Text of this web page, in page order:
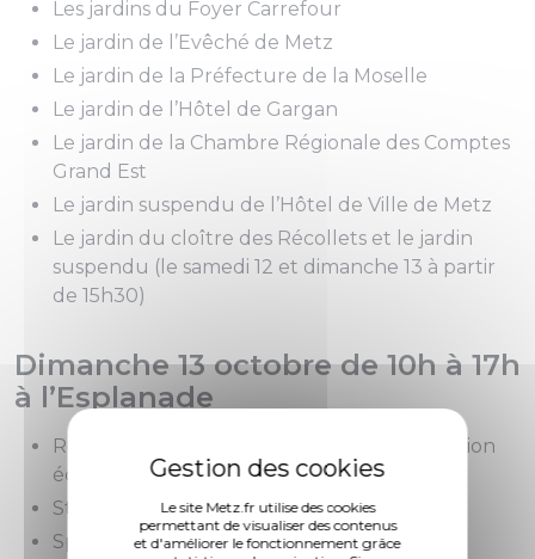
Le site Metz.fr utilise des cookies
permettant de visualiser des contenus
et d'améliorer le fonctionnement grâce
Les jardins du Foyer Carrefour
Le jardin de l’Evêché de Metz
Le jardin de la Préfecture de la Moselle
Le jardin de l’Hôtel de Gargan
Le jardin de la Chambre Régionale des Comptes
Grand Est
Le jardin suspendu de l’Hôtel de Ville de Metz
Le jardin du cloître des Récollets et le jardin
suspendu (le samedi 12 et dimanche 13 à partir
de 15h30)
Dimanche 13 octobre de 10h à 17h
à l’Esplanade
Rencontre avec les associations de la transition
écologique
Stands d’artisanat local
Spectacles et animations en famille :